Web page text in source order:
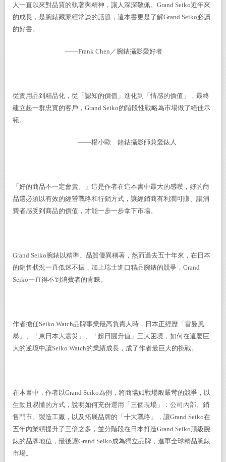
人一直以來對品質的執著與精神，讓人深深敬佩。Grand Seiko近年來
的成長，是腕錶藏家經常談的話題，這本書更是了解Grand Seiko必讀
的好書。
——Frank Chen／腕錶攝影愛好者
從實用品到精品化，從「認知的價值」進化到「情感的價值」，最終
建立起一群忠實的客戶，Grand Seiko的階段性戰略為市場做了絕佳示
範。
——楊小歐 鐘錶攝影師兼愛錶人
「好的商品不一定會賣。」這是作者在這本書中最大的感嘆，好的商
品還必須以有效的經營戰略和行銷方式，讓經銷商有利潤可賺、讓消
費者感受到商品的價值，才能一步一步拿下市場。
Grand Seiko腕錶以精準、品質優異稱著，然而過去五十年來，在日本
的銷售狀況一直低迷不振，加上瑞士進口精品腕錶的競爭，Grand
Seiko一直得不到消費者的青睞。
作者擔任Seiko Watch品牌事業最高負責人時，日本正經歷「雷曼風
暴」、「東日本大震災」、「超日圓升值」三大困境，如何在這麼巨
大的逆境中讓Seiko Watch的業績成長，成了作者最巨大的挑戰。
在本書中，作者以Grand Seiko為例，將商場如戰場般嚴苛的競爭，以
生動且易懂的方式，說明如何充份運用「三個現場」：公司內部、銷
售門市、製造工廠，以及拓展品牌的「十大戰略」，讓Grand Seiko在
五年內業績提升了三倍之多，並分階段在日本打造Grand Seiko頂級腕
錶的品牌地位，最後讓Grand Seiko成為獨立品牌，進軍全球精品腕錶
市場。